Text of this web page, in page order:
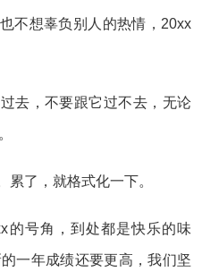
不想辜负别人的热情，20xx
去，不要跟它过不去，无论
了，就格式化一下。
的号角，到处都是快乐的味
一年成绩还要更高，我们坚